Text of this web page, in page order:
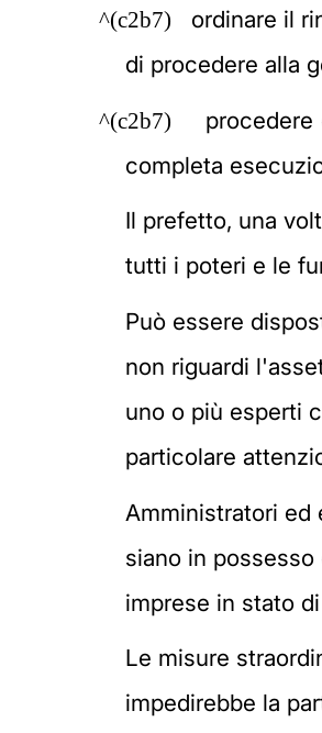
^(c2b7)
ordinare il
di procedere alla
^(c2b7)
procedere
completa
Il prefetto, una
tutti i poteri e le
Può essere
non riguardi
uno o più esperti
particolare
Amministratori ed
siano in
imprese in stato
Le misure
impedirebbe la